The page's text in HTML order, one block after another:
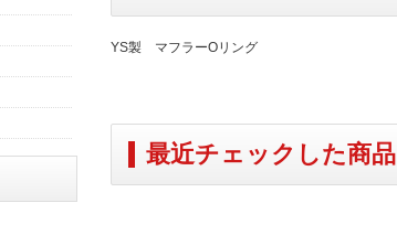
YS製 マフラーOリング
最近チェックした商品